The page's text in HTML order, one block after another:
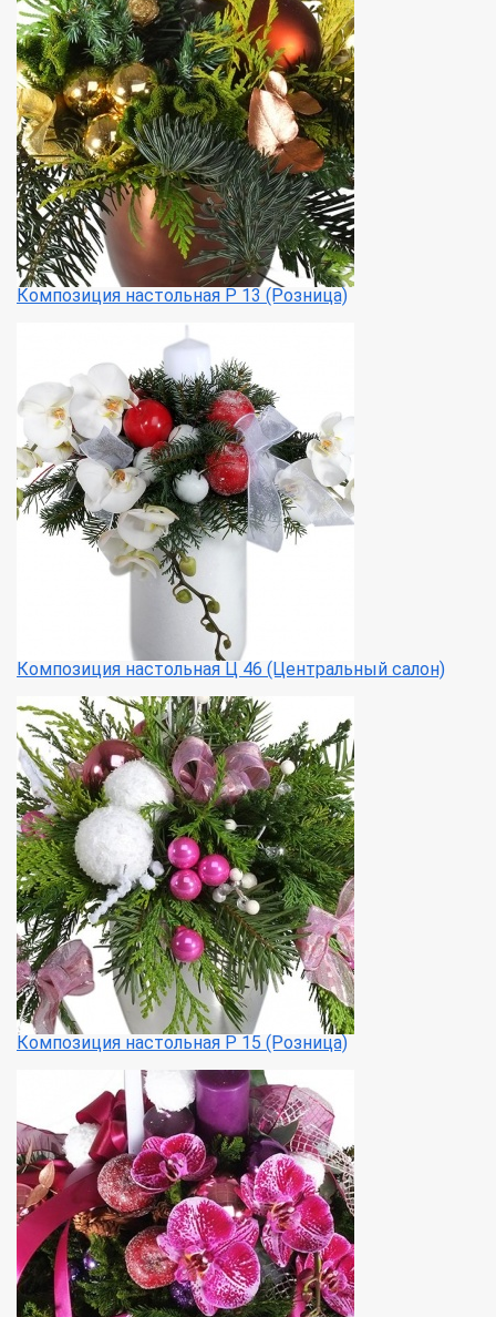
Композиция настольная Р 13 (Розница)
Композиция настольная Ц 46 (Центральный салон)
Композиция настольная Р 15 (Розница)